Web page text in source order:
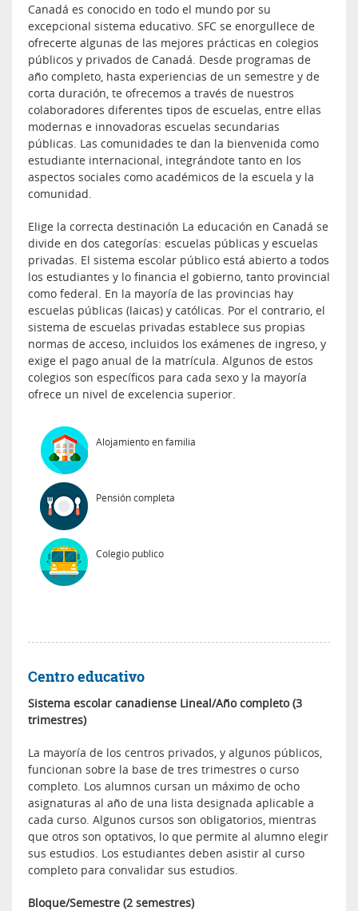
Canadá es conocido en todo el mundo por su
excepcional sistema educativo. SFC se enorgullece de
ofrecerte algunas de las mejores prácticas en colegios
públicos y privados de Canadá. Desde programas de
año completo, hasta experiencias de un semestre y de
corta duración, te ofrecemos a través de nuestros
colaboradores diferentes tipos de escuelas, entre ellas
modernas e innovadoras escuelas secundarias
públicas. Las comunidades te dan la bienvenida como
estudiante internacional, integrándote tanto en los
aspectos sociales como académicos de la escuela y la
comunidad.
Elige la correcta destinación La educación en Canadá se
divide en dos categorías: escuelas públicas y escuelas
privadas. El sistema escolar público está abierto a todos
los estudiantes y lo financia el gobierno, tanto provincial
como federal. En la mayoría de las provincias hay
escuelas públicas (laicas) y católicas. Por el contrario, el
sistema de escuelas privadas establece sus propias
normas de acceso, incluidos los exámenes de ingreso, y
exige el pago anual de la matrícula. Algunos de estos
colegios son específicos para cada sexo y la mayoría
ofrece un nivel de excelencia superior.
Alojamiento en familia
Pensión completa
Colegio publico
Centro educativo
Sistema escolar canadiense Lineal/Año completo (3
trimestres)
La mayoría de los centros privados, y algunos públicos,
funcionan sobre la base de tres trimestres o curso
completo. Los alumnos cursan un máximo de ocho
asignaturas al año de una lista designada aplicable a
cada curso. Algunos cursos son obligatorios, mientras
que otros son optativos, lo que permite al alumno elegir
sus estudios. Los estudiantes deben asistir al curso
completo para convalidar sus estudios.
Bloque/Semestre (2 semestres)